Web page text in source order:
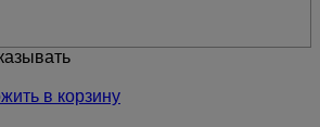
в корзину